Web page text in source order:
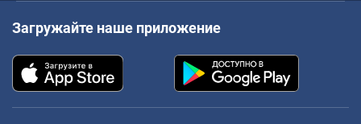
Загружайте наше приложение